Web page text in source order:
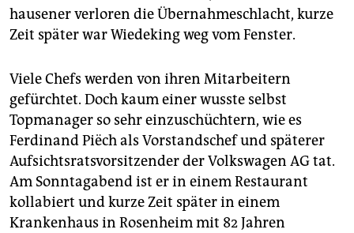
hausener verloren die Übernahmeschlacht, kurze
Zeit später war Wiedeking weg vom Fenster.
Viele Chefs werden von ihren Mitarbeitern
gefürchtet. Doch kaum einer wusste selbst
Topmanager so sehr einzuschüchtern, wie es
Ferdinand Piëch als Vorstandschef und späterer
Aufsichtsratsvorsitzender der Volkswagen AG tat.
Am Sonntagabend ist er in einem Restaurant
kollabiert und kurze Zeit später in einem
Krankenhaus in Rosenheim mit 82 Jahren